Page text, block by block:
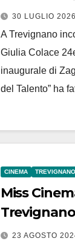
24enne di
30 LUGLIO 2026
A Trevignano
Giulia Colace
inaugurale di
del Talento” ha
CINEMA TREVIGNANO
Miss
Trevignano
23 AGOSTO